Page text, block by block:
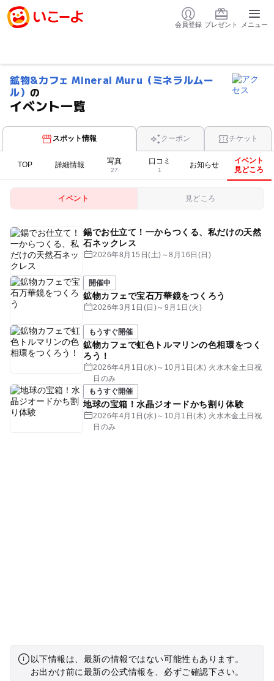
会員登録 プレゼント メニュー
鉱物&カフェ Mineral Muru（ミネラルムー
ル）の
イベント一覧
スポット情報 クーポン チケット
TOP 詳細情報 写真
27
口コミ
1
お知らせ
イベント
見どころ
イベント 見どころ
錫でお仕立て！一からつくる、私だけの天然
石ネックレス
2026年8月15日(土)～8月16日(日)
開催中
鉱物カフェで宝石万華鏡をつくろう
2026年3月1日(日)～9月1日(火)
もうすぐ開催
鉱物カフェで虹色トルマリンの色相環をつく
ろう！
2026年4月1日(水)～10月1日(木) 火水木金土日祝
日のみ
もうすぐ開催
地球の宝箱！水晶ジオードかち割り体験
2026年4月1日(水)～10月1日(木) 火水木金土日祝
日のみ
以下情報は、最新の情報ではない可能性もあります。
お出かけ前に最新の公式情報を、必ずご確認下さい。